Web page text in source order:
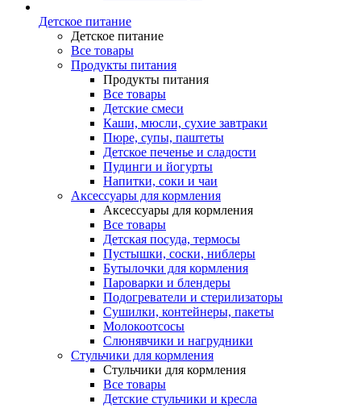
Детское питание
Детское питание
Все товары
Продукты питания
Продукты питания
Все товары
Детские смеси
Каши, мюсли, сухие завтраки
Пюре, супы, паштеты
Детское печенье и сладости
Пудинги и йогурты
Напитки, соки и чаи
Аксессуары для кормления
Аксессуары для кормления
Все товары
Детская посуда, термосы
Пустышки, соски, ниблеры
Бутылочки для кормления
Пароварки и блендеры
Подогреватели и стерилизаторы
Сушилки, контейнеры, пакеты
Молокоотсосы
Слюнявчики и нагрудники
Стульчики для кормления
Стульчики для кормления
Все товары
Детские стульчики и кресла